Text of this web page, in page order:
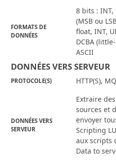
FORMATS DE
DONNÉES
8 bits : INT,
(MSB ou
float, INT,
DCBA
ASCII
DONNÉES VERS SERVEUR
PROTOCOLE(S) HTTP(S),
DONNÉES VERS
SERVEUR
Extraire
sources et
envoyer
Scripting
aux scripts
Data to